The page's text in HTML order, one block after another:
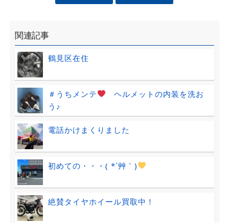
関連記事
鶴見区在住
＃うちメンテ
ヘルメットの内装を洗お
う♪
電話かけまくりました
初めての・・・( *´艸｀)
絶賛タイヤホイール買取中！